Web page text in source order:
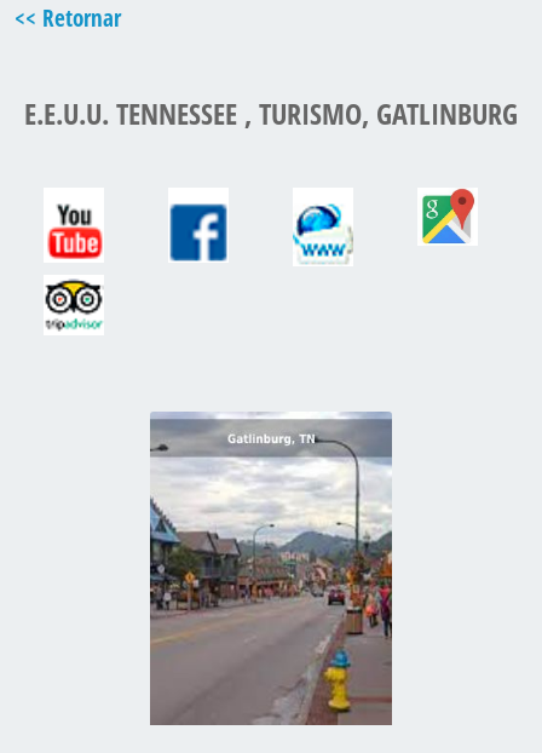
<< Retornar
E.E.U.U. TENNESSEE , TURISMO, GATLINBURG